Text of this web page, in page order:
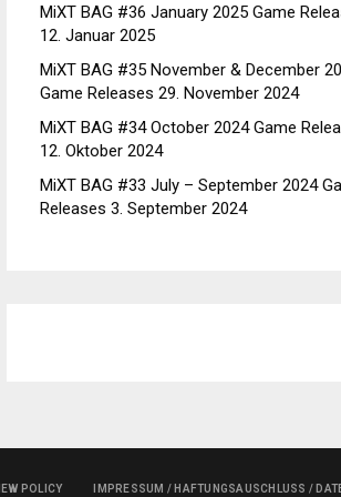
MiXT BAG #36 January 2025 Game
12. Januar 2025
MiXT BAG #35 November & December
Game Releases 29. November 2024
MiXT BAG #34 October 2024 Game
12. Oktober 2024
MiXT BAG #33 July – September 2024
Releases 3. September 2024
POLICY IMPRESSUM / HAFTUNGSAUSCHLUSS /